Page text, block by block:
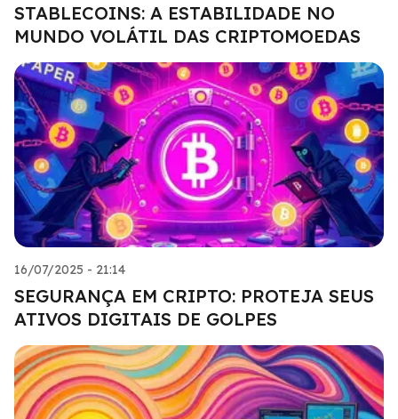
STABLECOINS: A ESTABILIDADE NO
MUNDO VOLÁTIL DAS CRIPTOMOEDAS
16/07/2025 - 21:14
SEGURANÇA EM CRIPTO: PROTEJA SEUS
ATIVOS DIGITAIS DE GOLPES